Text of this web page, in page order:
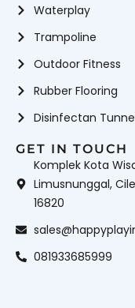
Waterplay
Trampoline
Outdoor Fitness
Rubber Flooring
Disinfectan
GET IN TOUCH
Komplek Kota
Limusnunggal,
16820
081933685999